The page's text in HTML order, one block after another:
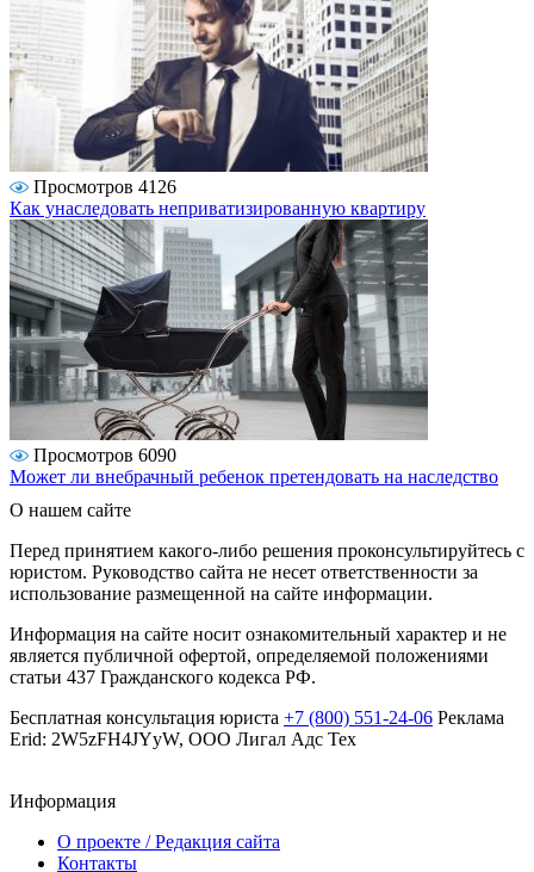
Просмотров 4126
Как унаследовать неприватизированную квартиру
Просмотров 6090
Может ли внебрачный ребенок претендовать на наследство
О нашем сайте
Перед принятием какого-либо решения проконсультируйтесь с
юристом. Руководство сайта не несет ответственности за
использование размещенной на сайте информации.
Информация на сайте носит ознакомительный характер и не
является публичной офертой, определяемой положениями
статьи 437 Гражданского кодекса РФ.
Бесплатная консультация юриста +7 (800) 551-24-06 Реклама
Erid: 2W5zFH4JYyW, ООО Лигал Адс Тех
Информация
О проекте / Редакция сайта
Контакты